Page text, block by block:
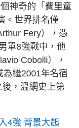
神奇的「費里童
。世界排名僅
Fery），憑
單8強戰中，他
Cobolli），
為繼2001年名宿
，溫網史上第
4強 背景大起